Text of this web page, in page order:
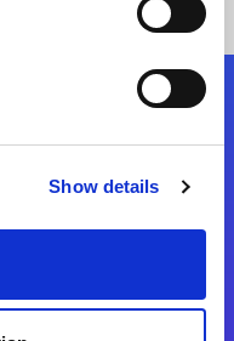
Show details